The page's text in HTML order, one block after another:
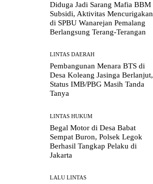
Diduga Jadi Sarang Mafia BBM
Subsidi, Aktivitas Mencurigakan
di SPBU Wanarejan Pemalang
Berlangsung Terang-Terangan
LINTAS DAERAH
Pembangunan Menara BTS di
Desa Koleang Jasinga Berlanjut,
Status IMB/PBG Masih Tanda
Tanya
LINTAS HUKUM
Begal Motor di Desa Babat
Sempat Buron, Polsek Legok
Berhasil Tangkap Pelaku di
Jakarta
LALU LINTAS